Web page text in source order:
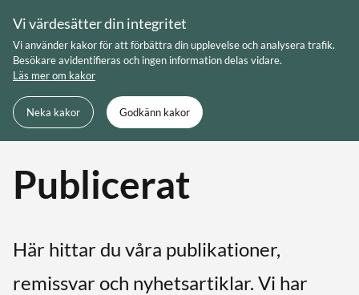
content
Sök Meny
Du är här: Startsida - Medling och konflikt
Publicerat
Här hittar du våra publikationer,
remissvar och nyhetsartiklar. Vi har
Vi värdesätter din integritet
Vi använder kakor för att förbättra din upplevelse och analysera trafik.
Besökare avidentifieras och ingen information delas vidare.
Läs mer om kakor
Neka kakor Godkänn kakor